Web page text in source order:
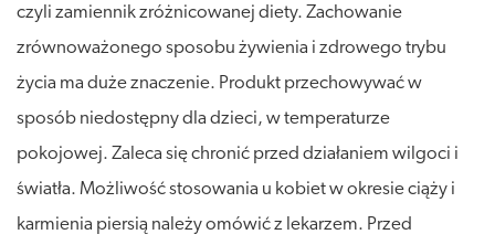
czyli zamiennik zróżnicowanej diety. Zachowanie
zrównoważonego sposobu żywienia i zdrowego trybu
życia ma duże znaczenie. Produkt przechowywać w
sposób niedostępny dla dzieci, w temperaturze
pokojowej. Zaleca się chronić przed działaniem wilgoci i
światła. Możliwość stosowania u kobiet w okresie ciąży i
karmienia piersią należy omówić z lekarzem. Przed